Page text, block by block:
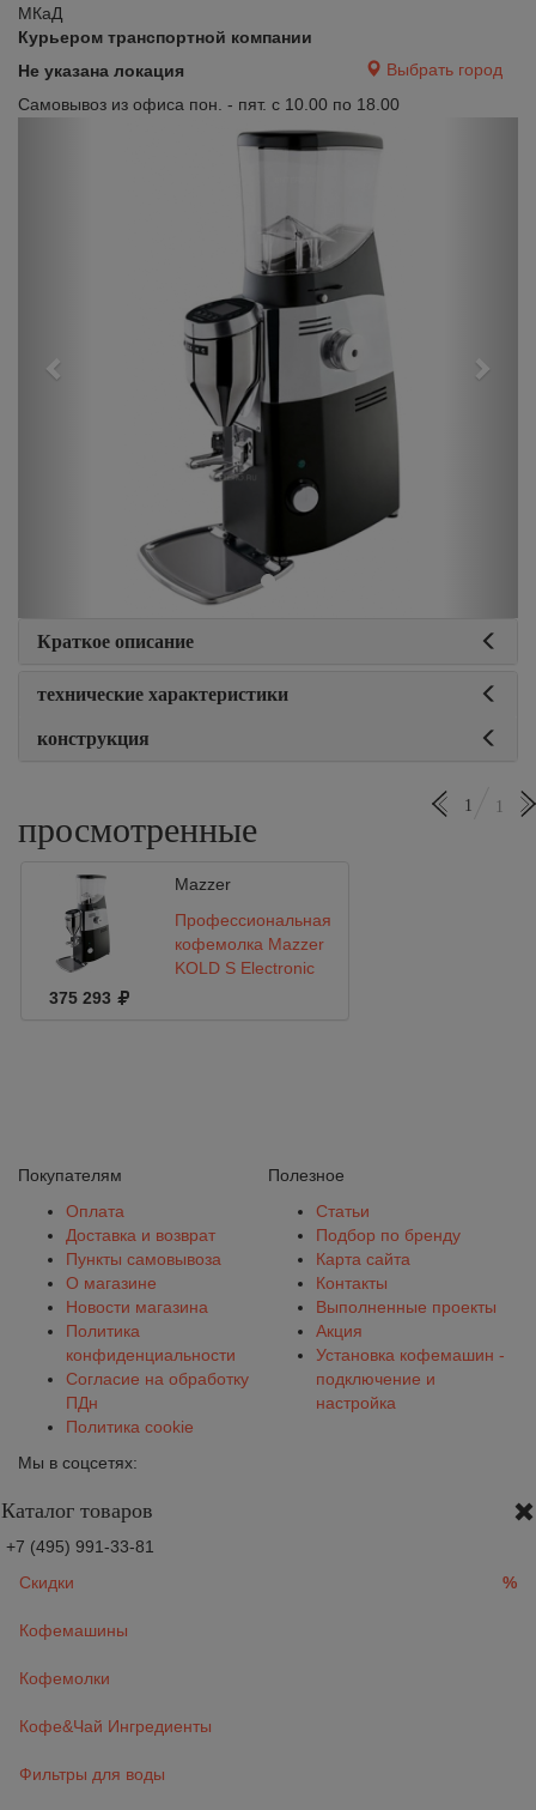
МКаД
Курьером транспортной компании
Не указана локация
Выбрать город
Самовывоз из офиса пон. - пят. с 10.00 по 18.00
Краткое описание
технические характеристики
конструкция
просмотренные
1 1
Mazzer
Профессиональная
кофемолка Mazzer
KOLD S Electronic
375 293
Покупателям
Оплата
Доставка и возврат
Пункты самовывоза
О магазине
Новости магазина
Политика
конфиденциальности
Согласие на обработку
ПДн
Политика cookie
Полезное
Статьи
Подбор по бренду
Карта сайта
Контакты
Выполненные проекты
Акция
Установка кофемашин -
подключение и
настройка
Мы в соцсетях:
Каталог товаров
+7 (495) 991-33-81
Скидки
%
Кофемашины
Кофемолки
Кофе&Чай Ингредиенты
Фильтры для воды